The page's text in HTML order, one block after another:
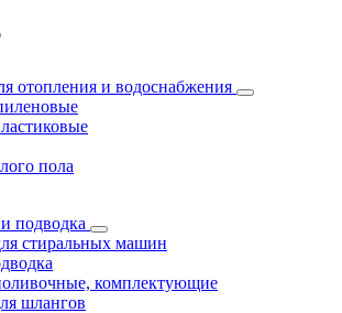
отопления и водоснабжения
пола
подводка
стиральных машин
комплектующие
шлангов